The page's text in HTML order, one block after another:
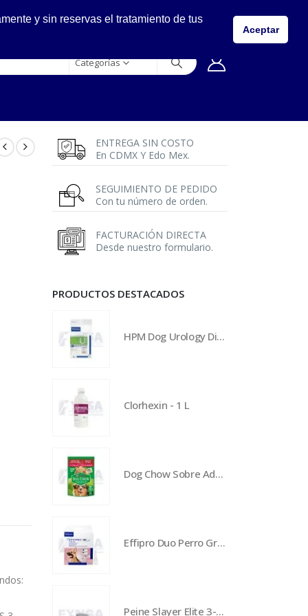
5557149400
Categorías
ENTREGA SIN COSTO
En CDMX Y Edo Mex.
SEGUIMIENTO DE PEDIDO
Con tu número de orden.
FACTURACIÓN DIRECTA
Desde nuestro formulario.
PRODUCTOS DESTACADOS
HPM Dog Urology Dissolution & Prevention - 3 kg
Clorhexin - 1 L
Dog Chow Sobre Adultos - Pollo
Effipro Duo Perro Grande
Peine Slayer Elite 3-96 - Bisel corto
y sin reservas el tratamiento de tus
Aceptar